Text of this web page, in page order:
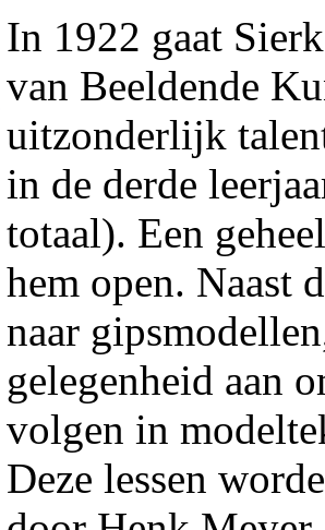
In 1922 gaat
van Beeldende
uitzonderlijk
in de derde
totaal). Een
hem open. Naast
naar
gelegenheid aan
volgen in
Deze lessen